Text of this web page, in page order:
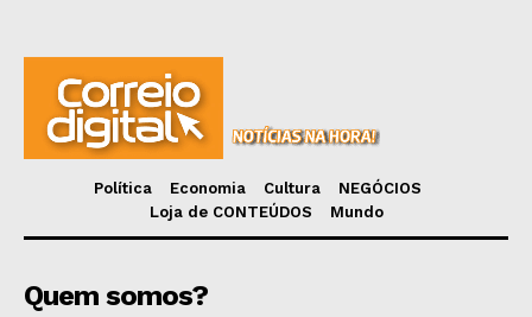
Política Economia Cultura
NEGÓCIOS
Loja de CONTEÚDOS
Mundo
Quem somos?